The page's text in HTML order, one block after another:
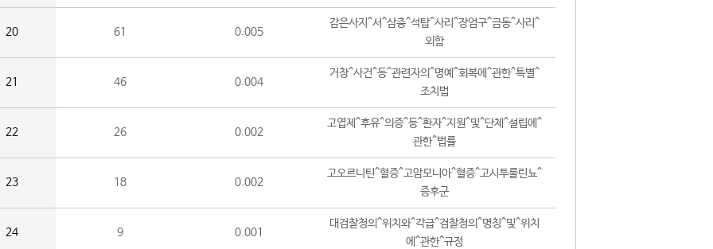
20 61 0.005
감은사지^서^삼층^석탑^사리^장엄구^금동^사리^
외함
21 46 0.004
거창^사건^등^관련자의^명예^회복에^관한^특별^
조치법
22 26 0.002
고엽제^후유^의증^등^환자^지원^및^단체^설립에^
관한^법률
23 18 0.002
고오르니틴^혈증^고암모니아^혈증^고시투룰린뇨^
증후군
24 9 0.001
대검찰청의^위치와^각급^검찰청의^명칭^및^위치
에^관한^규정